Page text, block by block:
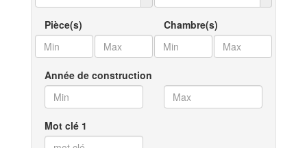
Pièce(s) Chambre(s)
Année de construction
Mot clé 1